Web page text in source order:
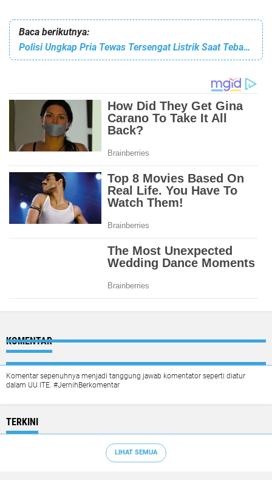
Baca berikutnya:
Polisi Ungkap Pria Tewas Tersengat Listrik Saat Tebang Pohon di Garut
KOMENTAR
Komentar sepenuhnya menjadi tanggung jawab komentator seperti diatur
dalam UU ITE. #JernihBerkomentar
TERKINI
LIHAT SEMUA